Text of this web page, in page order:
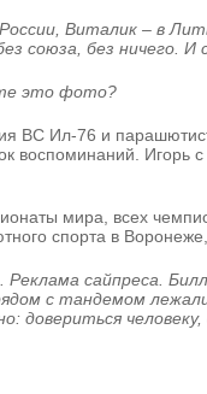
Виталик – в
союза, без ничего.
это фото?
ВС Ил-76 и
воспоминаний. Игорь
мира, всех
спорта в
сайпреса.
с тандемом
довериться